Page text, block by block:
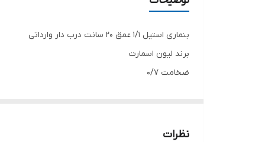
بنماری استیل 1/1 عمق 20 سانت درب دار وارداتی
برند لیون اسمارت
ضخامت 0/7
بهترین ظروف نگهداری رستورانی
نظرات